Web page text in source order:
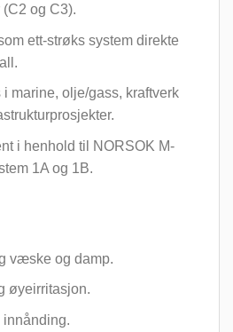
og C3).
ett-strøks system direkte
i marine, olje/gass, kraftverk
i henhold til NORSOK M-
1A og 1B.
væske og damp.
øyeirritasjon.
innånding.